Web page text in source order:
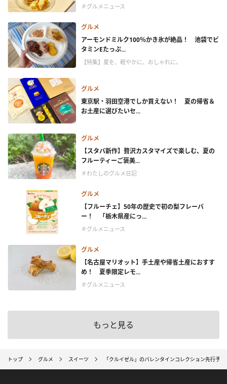
＃グルメニュース
グルメ
アーモンドミルク100％かき氷が絶品！ 池袋でビ
タミンEたっぷ...
【特集】夏を、軽やかに、おしゃれに。
グルメ
東京駅・羽田空港でしか買えない！ 夏の帰省＆
お土産に選びたいセ...
グルメ
【スタバ新作】贅沢カスタマイズで楽しむ、夏の
フルーティーご褒美...
＃わたしのグルメ日記
グルメ
【フルーチェ】50年の歴史で初の梨フレーバ
ー！ 「栃木県産にっ...
＃グルメニュース
グルメ
【名古屋マリオット】手土産や帰省土産におすす
め！ 夏季限定レモ...
＃グルメニュース
もっと見る
トップ グルメ スイーツ 「クルイゼル」のバレンタインコレクション先行予約